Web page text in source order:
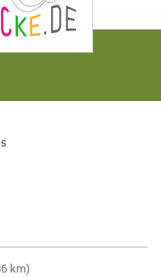
km)